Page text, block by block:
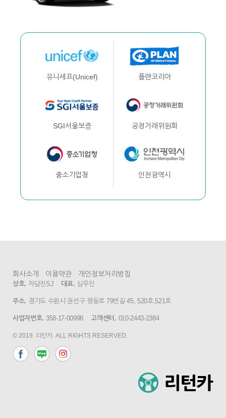
유니세프(Unicef) 플랜코리아
SGI서울보증 공정거래위원회
중소기업청 인천광역시
회사소개 이용약관 개인정보처리방침
상호. 차담진SJ 대표. 심우인
주소. 경기도 수원시 권선구 평동로 79번길 45, 520호,521호
사업자번호. 358-17-00998 고객센터. 010-2443-2384
© 2019. 리턴카. ALL RIGHTS RESERVED.